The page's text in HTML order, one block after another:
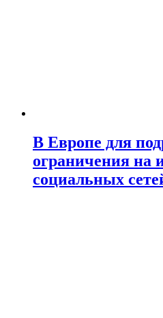
В Европе для
ограничения на
социальных